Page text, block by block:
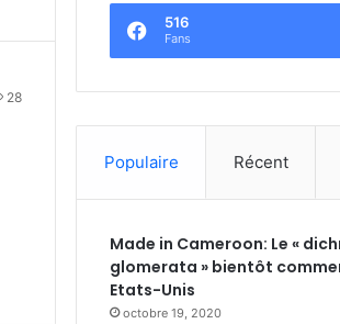
28
516
Fans
Populaire Récent
Made in Cameroon: Le «
glomerata » bientôt
Etats-Unis
octobre 19, 2020